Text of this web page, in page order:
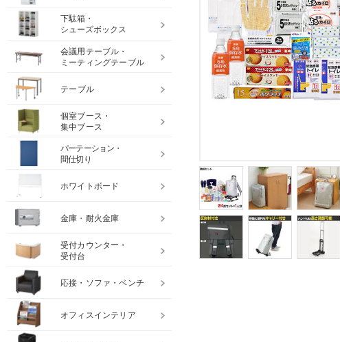
下駄箱・
シューズボックス
会議用テーブル・
ミーティングテーブル
テーブル
個室ブース・
集中ブース
パーテーション・
間仕切り
ホワイトボード
金庫・耐火金庫
受付カウンター・
受付台
応接・ソファ・ベンチ
オフィスインテリア